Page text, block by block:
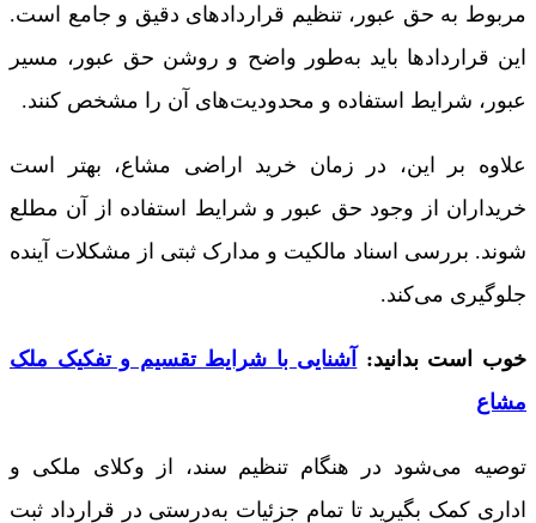
مربوط به حق عبور، تنظیم قراردادهای دقیق و جامع است.
این قراردادها باید به‌طور واضح و روشن حق عبور، مسیر
عبور، شرایط استفاده و محدودیت‌های آن را مشخص کنند.
علاوه بر این، در زمان خرید اراضی مشاع، بهتر است
خریداران از وجود حق عبور و شرایط استفاده از آن مطلع
شوند. بررسی اسناد مالکیت و مدارک ثبتی از مشکلات آینده
جلوگیری می‌کند.
خوب است بدانید:
آشنایی با شرایط تقسیم و تفکیک ملک
مشاع
توصیه می‌شود در هنگام تنظیم سند، از وکلای ملکی و
اداری کمک بگیرید تا تمام جزئیات به‌درستی در قرارداد ثبت